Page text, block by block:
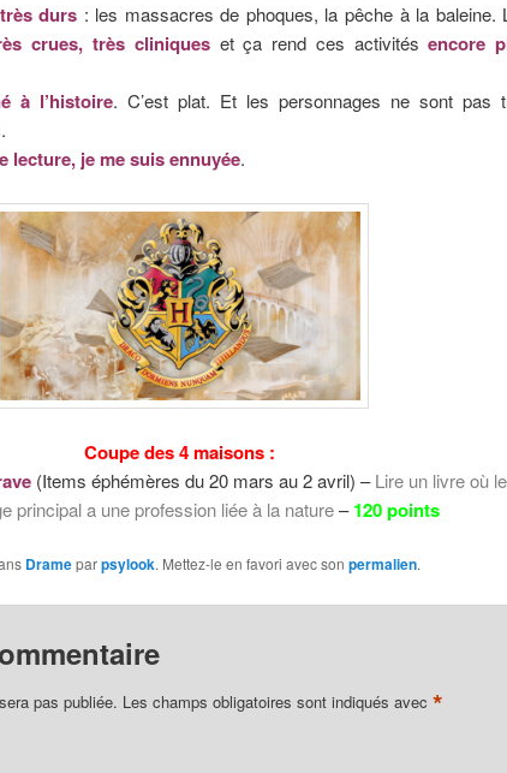
durs : les massacres de phoques, la pêche à la baleine.
crues, très cliniqueset ça rend ces activitésencore
à l’histoire. C’est plat. Et les personnages ne sont pas
lecture, je me suis ennuyée.
Coupe des 4 maisons :
(Items éphémères du 20 mars au 2 avril) –Lire un livre où le
principal a une profession liée à la nature–120 points
Drameparpsylook. Mettez-le en favori avec son permalien.
pas publiée. Les champs obligatoires sont indiqués avec *